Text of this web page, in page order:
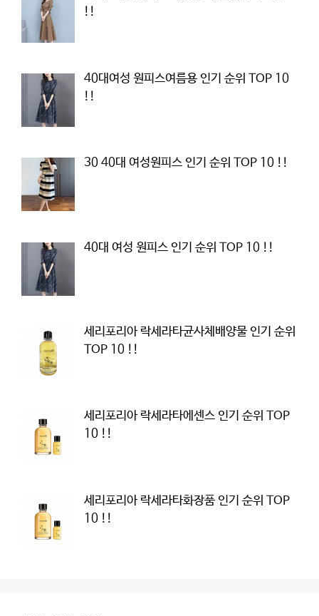
!!
40대여성 원피스여름용 인기 순위 TOP 10
!!
30 40대 여성원피스 인기 순위 TOP 10 !!
40대 여성 원피스 인기 순위 TOP 10 !!
세리포리아 락세라타균사체배양물 인기 순위
TOP 10 !!
세리포리아 락세라타에센스 인기 순위 TOP
10 !!
세리포리아 락세라타화장품 인기 순위 TOP
10 !!